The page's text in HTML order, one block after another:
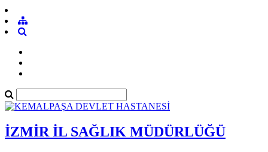
İZMİR İL SAĞLIK MÜDÜRLÜĞÜ